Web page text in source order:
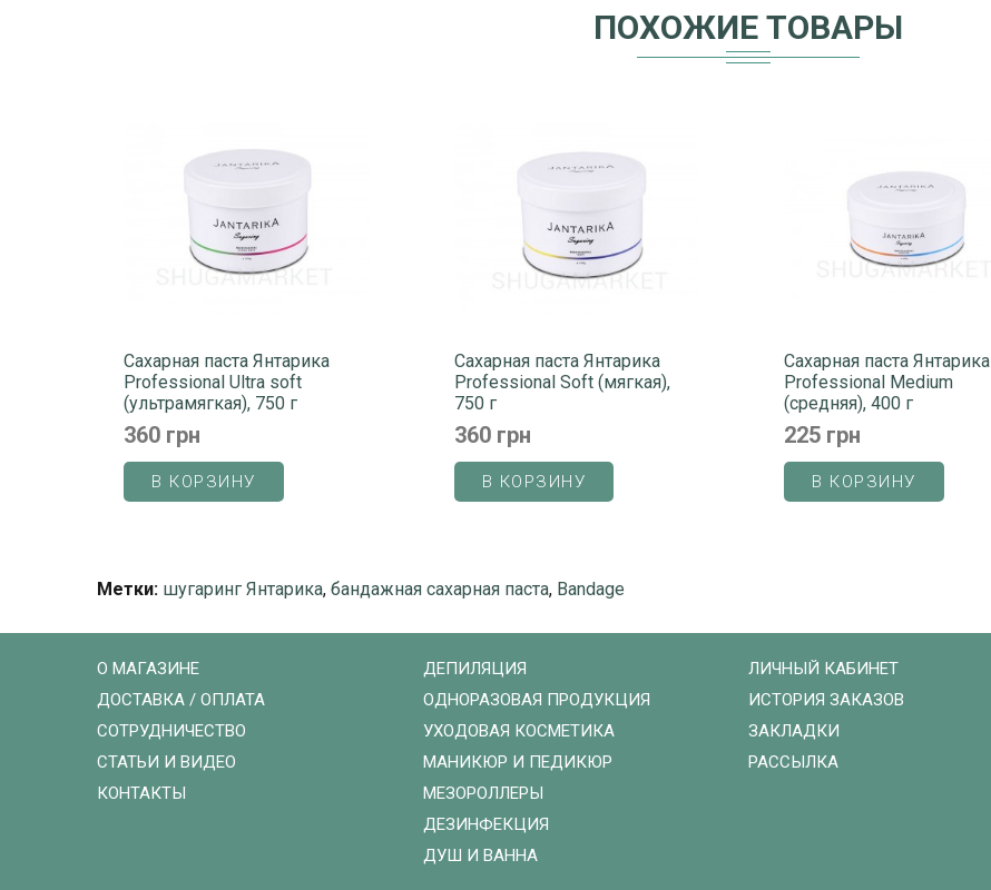
ПОХОЖИЕ ТОВАРЫ
Сахарная паста Янтарика
Professional Ultra soft
(ультрамягкая), 750 г
360 грн
В КОРЗИНУ
Сахарная паста Янтарика
Professional Soft (мягкая),
750 г
360 грн
В КОРЗИНУ
Сахарная паста Янтарика
Professional Medium
(средняя), 400 г
225 грн
В КОРЗИНУ
Метки: шугаринг Янтарика, бандажная сахарная паста, Bandage
О МАГАЗИНЕ
ДОСТАВКА / ОПЛАТА
СОТРУДНИЧЕСТВО
СТАТЬИ И ВИДЕО
КОНТАКТЫ
ДЕПИЛЯЦИЯ
ОДНОРАЗОВАЯ ПРОДУКЦИЯ
УХОДОВАЯ КОСМЕТИКА
МАНИКЮР И ПЕДИКЮР
МЕЗОРОЛЛЕРЫ
ДЕЗИНФЕКЦИЯ
ДУШ И ВАННА
ЛИЧНЫЙ КАБИНЕТ
ИСТОРИЯ ЗАКАЗОВ
ЗАКЛАДКИ
РАССЫЛКА